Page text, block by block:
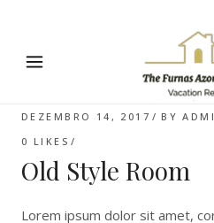
DEZEMBRO 14, 2017 BY
0 LIKES
Old Style Room
Lorem ipsum dolor sit amet,